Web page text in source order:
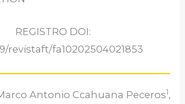
REGISTRO DOI:
revistaft/fa10202504021853
Antonio Ccahuana Peceros1,